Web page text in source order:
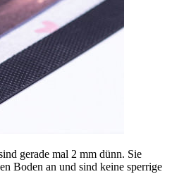
gerade mal 2 mm dünn. Sie
Boden an und sind keine sperrige